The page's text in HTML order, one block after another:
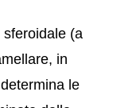
(a
in
le